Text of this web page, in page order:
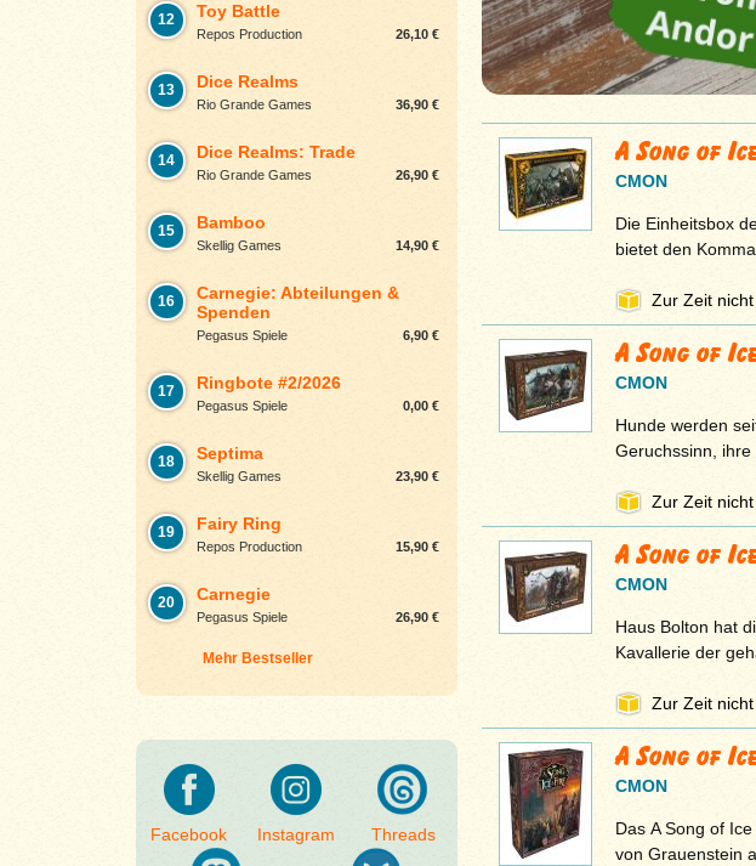
12 Toy Battle
Repos Production 26,10 €
13 Dice Realms
Rio Grande Games 36,90 €
14 Dice Realms: Trade
Rio Grande Games 26,90 €
15 Bamboo
Skellig Games 14,90 €
16
Carnegie: Abteilungen &
Spenden
Pegasus Spiele 6,90 €
17 Ringbote #2/2026
Pegasus Spiele 0,00 €
18 Septima
Skellig Games 23,90 €
19 Fairy Ring
Repos Production 15,90 €
20 Carnegie
Pegasus Spiele 26,90 €
Mehr Bestseller
Facebook Instagram Threads
A Song of
CMON
Die Einheitsbox
bietet den
Zur Zeit
A Song of
CMON
Hunde werden
Geruchssinn,
Zur Zeit
A Song of
CMON
Haus Bolton hat
Kavallerie der
Zur Zeit
A Song of
CMON
Das A Song of
von Grauenstein